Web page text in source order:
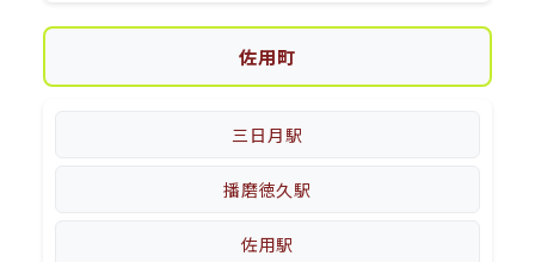
佐用町
三日月駅
播磨徳久駅
佐用駅